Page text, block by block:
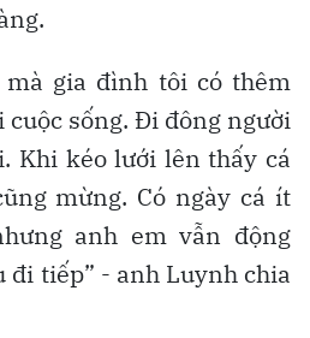
mà gia đình tôi có thêm
sống. Đi đông người
Khi kéo lưới lên thấy cá
mừng. Có ngày cá ít
anh em vẫn động
đi tiếp” - anh Luynh chia